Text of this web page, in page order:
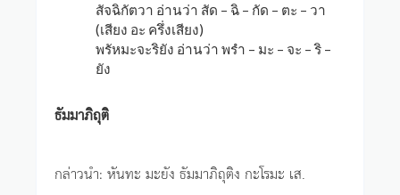
สัจฉิกัตวา อ่านว่า สัด – ฉิ – กัด – ตะ – วา
(เสียง อะ ครึ่งเสียง)
พรัหมะจะริยัง อ่านว่า พรำ – มะ – จะ – ริ –
ยัง
ธัมมาภิถุติ
กล่าวนำ: หันทะ มะยัง ธัมมาภิถุติง กะโรมะ เส.